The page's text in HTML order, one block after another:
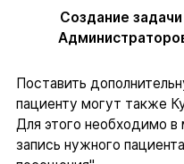
Создание
Поставить
пациенту могут также
Для этого необходимо в
запись нужного